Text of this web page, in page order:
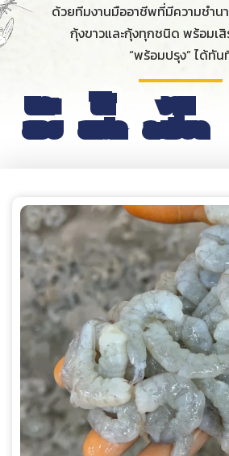
ด้วยทีมงานมืออาชีพที่มีความชำน
กุ้งขาวและกุ้งทุกชนิด พร้อมเ
“พร้อมปรุง” ได้ทัน
แกะ
สวย สเปก
งาน
ละเอียด